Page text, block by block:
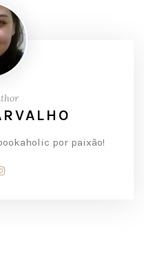
por paixão!